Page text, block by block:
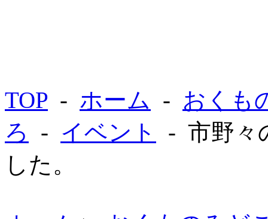
TOP - ホーム - おくも
ろ
- イベント
- 市野々
した。